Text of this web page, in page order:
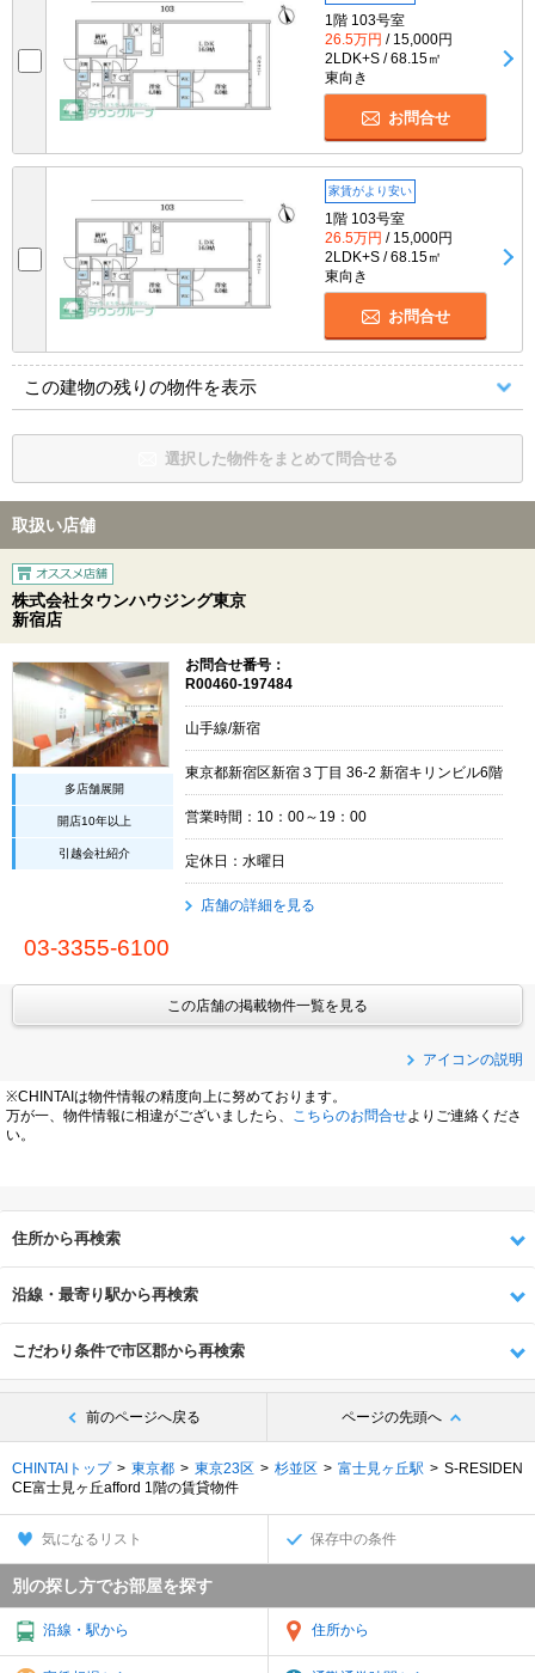
1階 103号室
26.5万円 / 15,000円
2LDK+S / 68.15㎡
東向き
お問合せ
家賃がより安い
1階 103号室
26.5万円 / 15,000円
2LDK+S / 68.15㎡
東向き
お問合せ
この建物の残りの物件を表示
選択した物件をまとめて問合せる
取扱い店舗
株式会社タウンハウジング東京
新宿店
多店舗展開
開店10年以上
引越会社紹介
お問合せ番号：
R00460-197484
山手線/新宿
東京都新宿区新宿３丁目 36-2 新宿キリンビル6階
営業時間：10：00～19：00
定休日：水曜日
店舗の詳細を見る
03-3355-6100
この店舗の掲載物件一覧を見る
アイコンの説明
※CHINTAIは物件情報の精度向上に努めております。
万が一、物件情報に相違がございましたら、
こちらのお問合せよりご連絡くださ
い。
住所から再検索
沿線・最寄り駅から再検索
こだわり条件で市区郡から再検索
前のページへ戻る ページの先頭へ
CHINTAIトップ 東京都 東京23区 杉並区 富士見ヶ丘駅
S-RESIDEN
CE富士見ヶ丘afford 1階の賃貸物件
気になるリスト 保存中の条件
別の探し方でお部屋を探す
沿線・駅から 住所から